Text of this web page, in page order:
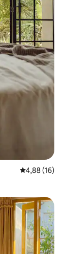
5 üzerinden
4,88 (16)